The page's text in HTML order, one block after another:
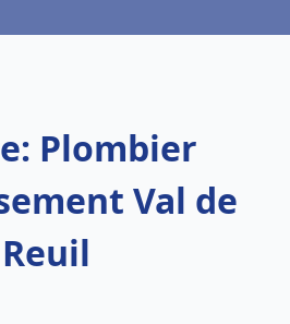
Plombier
Val de
Reuil